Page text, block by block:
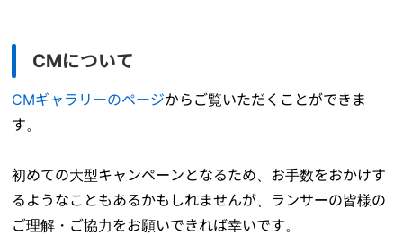
CMについて
CMギャラリーのページからご覧いただくことができま
す。
初めての大型キャンペーンとなるため、お手数をおかけす
るようなこともあるかもしれませんが、ランサーの皆様の
ご理解・ご協力をお願いできれば幸いです。